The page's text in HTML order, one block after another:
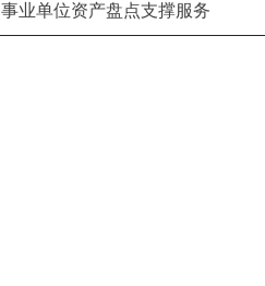
事业单位资产盘点支撑服务